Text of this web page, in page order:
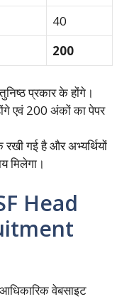
40
200
प्रकार के होंगे।
एवं 200 अंकों का पेपर
गई है और अभ्यर्थियों
मिलेगा।
Head
वेबसाइट